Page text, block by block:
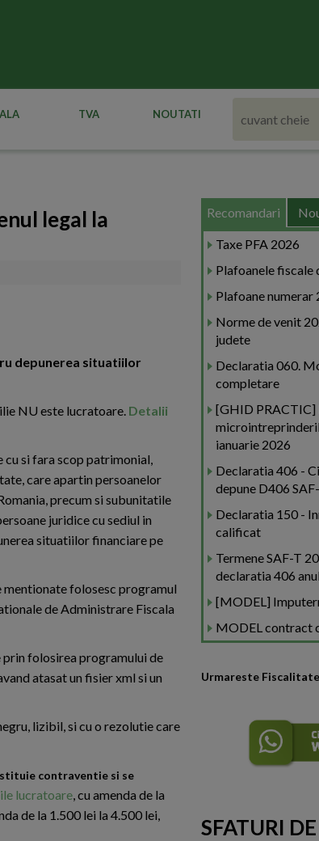
TVA NOUTATI
legal la
depunerea situatiilor
NU este lucratoare. Detalii
si fara scop patrimonial,
care apartin persoanelor
precum si subunitatile
juridice cu sediul in
situatiilor financiare pe
folosesc programul
de Administrare Fiscala
folosirea programului de
atasat un fisier xml si un
lizibil, si cu o rezolutie care
contraventie si se
lucratoare, cu amenda de la
de la 1.500 lei la 4.500 lei,
Recomandari
Taxe PFA 2026
Plafoanele fiscale
Plafoane numerar
Norme de venit
judete
Declaratia 060.
completare
[GHID PRACTIC]
ianuarie 2026
Declaratia 406 -
depune D406
Declaratia 150 -
calificat
Termene SAF-T
declaratia 406
[MODEL]
MODEL contract
Urmareste
SFATURI